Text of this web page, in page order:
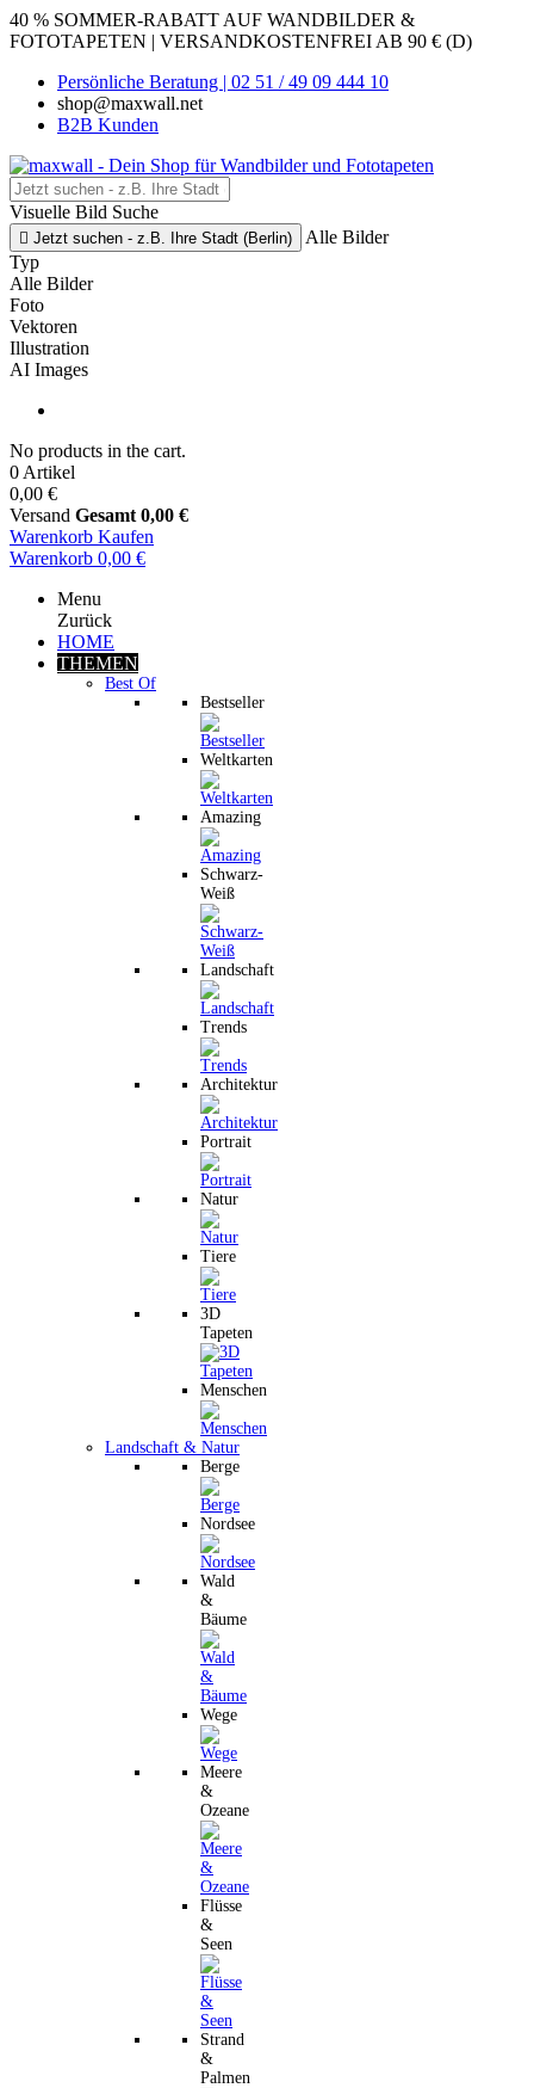
40 % SOMMER-RABATT AUF WANDBILDER &
FOTOTAPETEN | VERSANDKOSTENFREI AB 90 € (D)
Persönliche Beratung | 02 51 / 49 09 444 10
shop@maxwall.net
B2B Kunden
Visuelle Bild Suche
 Jetzt suchen - z.B. Ihre Stadt (Berlin)
Alle Bilder
Typ
Alle Bilder
Foto
Vektoren
Illustration
AI Images
No products in the cart.
0 Artikel
0,00 €
Versand Gesamt 0,00 €
Warenkorb Kaufen
Warenkorb 0,00 €
Menu
Zurück
HOME
THEMEN
Best Of
Bestseller
Weltkarten
Amazing
Schwarz-
Weiß
Landschaft
Trends
Architektur
Portrait
Natur
Tiere
3D
Tapeten
Menschen
Landschaft & Natur
Berge
Nordsee
Wald
&
Bäume
Wege
Meere
&
Ozeane
Flüsse
&
Seen
Strand
&
Palmen